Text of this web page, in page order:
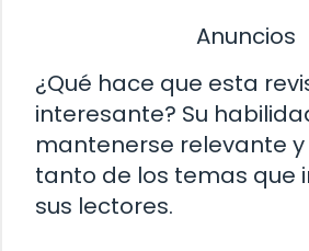
Anuncios
¿Qué hace que esta
interesante? Su
mantenerse relevante
tanto de los temas que
sus lectores.